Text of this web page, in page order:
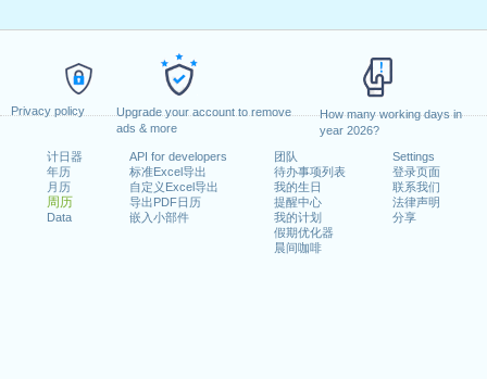
Privacy policy
Upgrade your account to remove
ads & more
How many working days in
year 2026?
计日器
年历
月历
周历
Data
API for developers
标准Excel导出
自定义Excel导出
导出PDF日历
嵌入小部件
团队
待办事项列表
我的生日
提醒中心
我的计划
假期优化器
晨间咖啡
Settings
登录页面
联系我们
法律声明
分享